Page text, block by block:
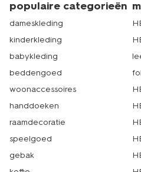
populaire categorieën
dameskleding
kinderkleding
babykleding
beddengoed
woonaccessoires
handdoeken
raamdecoratie
speelgoed
gebak